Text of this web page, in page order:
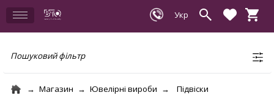
Пошуковий фільтр
Магазин Ювелірні вироби Підвіски